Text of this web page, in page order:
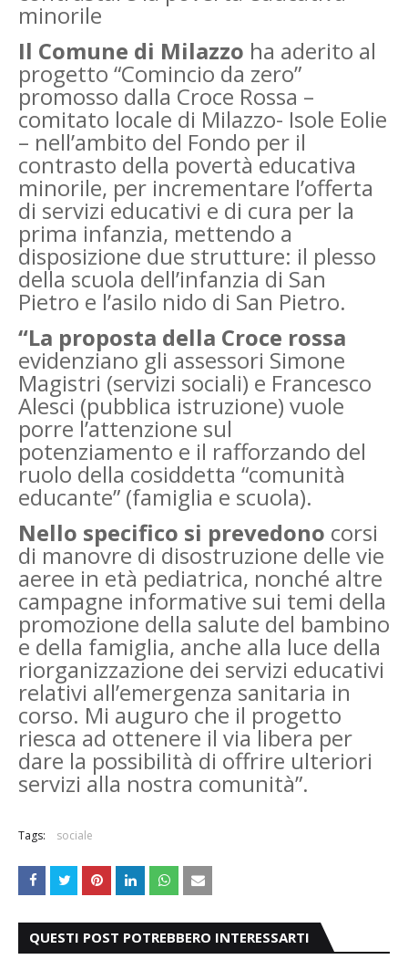
minorile
Il Comune di Milazzo ha aderito al
progetto “Comincio da zero”
promosso dalla Croce Rossa –
comitato locale di Milazzo- Isole Eolie
– nell’ambito del Fondo per il
contrasto della povertà educativa
minorile, per incrementare l’offerta
di servizi educativi e di cura per la
prima infanzia, mettendo a
disposizione due strutture: il plesso
della scuola dell’infanzia di San
Pietro e l’asilo nido di San Pietro.
“La proposta della Croce rossa
evidenziano gli assessori Simone
Magistri (servizi sociali) e Francesco
Alesci (pubblica istruzione) vuole
porre l’attenzione sul
potenziamento e il rafforzando del
ruolo della cosiddetta “comunità
educante” (famiglia e scuola).
Nello specifico si prevedono corsi
di manovre di disostruzione delle vie
aeree in età pediatrica, nonché altre
campagne informative sui temi della
promozione della salute del bambino
e della famiglia, anche alla luce della
riorganizzazione dei servizi educativi
relativi all’emergenza sanitaria in
corso. Mi auguro che il progetto
riesca ad ottenere il via libera per
dare la possibilità di offrire ulteriori
servizi alla nostra comunità”.
Tags: sociale
QUESTI POST POTREBBERO INTERESSARTI